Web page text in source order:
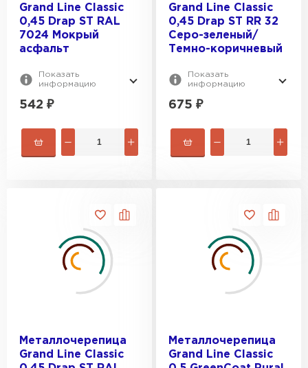
Grand Line Classic
0,45 Drap ST RAL
7024 Мокрый
асфальт
Показать
информацию
542 ₽
Grand Line Classic
0,45 Drap ST RR 32
Серо-зеленый/
Темно-коричневый
Показать
информацию
675 ₽
Металлочерепица
Grand Line Classic
Металлочерепица
Grand Line Classic